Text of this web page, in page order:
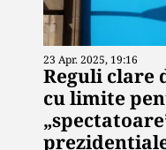
23 Apr. 2025, 19:16
Reguli clare
cu limite